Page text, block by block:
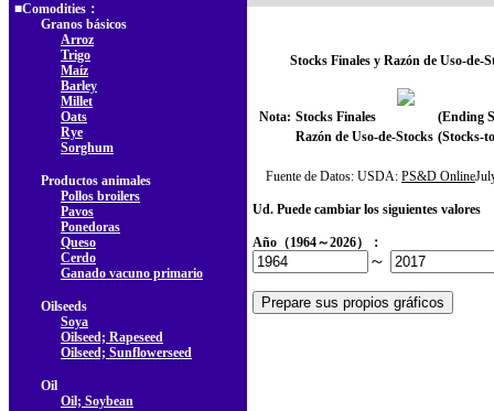
■Comodities：
Granos básicos
Arroz
Trigo
Maíz
Barley
Millet
Oats
Rye
Sorghum
Productos animales
Pollos broilers
Pavos
Ponedoras
Queso
Cerdo
Ganado vacuno primario
Oilseeds
Soya
Oilseed; Rapeseed
Oilseed; Sunflowerseed
Oil
Oil; Soybean
Stocks Finales y Razón de Uso-de-
Nota: Stocks Finales
(Ending
Razón de Uso-de-Stocks (Stocks-
Fuente de Datos: USDA: PS&D Online
Ud. Puede cambiar los siguientes valores
Año（1964～2026）：
～